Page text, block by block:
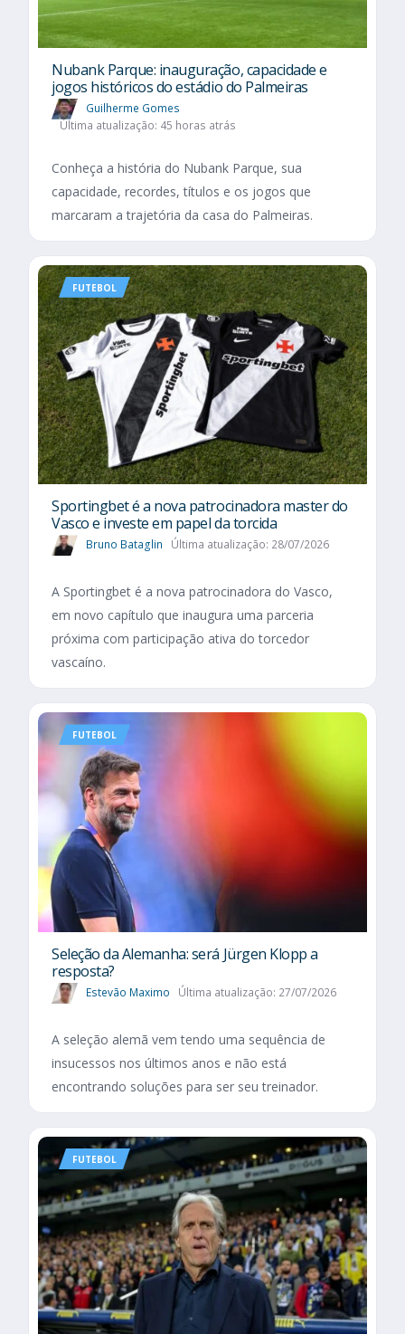
Nubank Parque: inauguração, capacidade e
jogos históricos do estádio do Palmeiras
Guilherme Gomes
Última atualização: 45 horas atrás
Conheça a história do Nubank Parque, sua
capacidade, recordes, títulos e os jogos que
marcaram a trajetória da casa do Palmeiras.
FUTEBOL
Sportingbet é a nova patrocinadora master do
Vasco e investe em papel da torcida
Bruno Bataglin Última atualização: 28/07/2026
A Sportingbet é a nova patrocinadora do Vasco,
em novo capítulo que inaugura uma parceria
próxima com participação ativa do torcedor
vascaíno.
FUTEBOL
Seleção da Alemanha: será Jürgen Klopp a
resposta?
Estevão Maximo Última atualização: 27/07/2026
A seleção alemã vem tendo uma sequência de
insucessos nos últimos anos e não está
encontrando soluções para ser seu treinador.
FUTEBOL